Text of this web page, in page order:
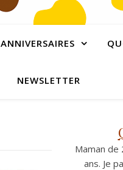
ANNIVERSAIRES
NEWSLETTER
Maman de
ans. Je